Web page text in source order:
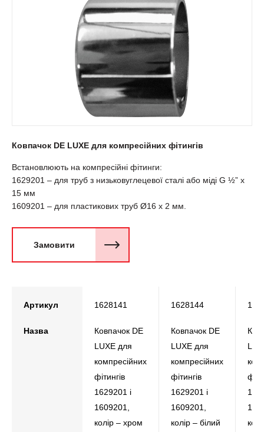
Ковпачок DE LUXE для компресійних фітингів
Встановлюють на компресійні фітинги:
1629201 – для труб з низьковуглецевої сталi або міді G ½” х
15 мм
1609201 – для пластикових труб Ø16 х 2 мм.
Замовити
Артикул 1628141 1628144
Назва
Ковпачок DE
LUXE для
компресійних
фітингів
1629201 і
1609201,
колір – хром
Ковпачок DE
LUXE для
компресійних
фітингів
1629201 і
1609201,
колір – білий